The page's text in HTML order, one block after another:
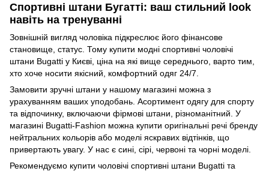
Спортивні штани Бугатті: ваш стильний look
навіть на тренуванні
Зовнішній вигляд чоловіка підкреслює його фінансове
становище, статус. Тому купити модні спортивні чоловічі
штани Bugatti у Києві, ціна на які вище середнього, варто тим,
хто хоче носити якісний, комфортний одяг 24/7.
Замовити зручні штани у нашому магазині можна з
урахуванням ваших уподобань. Асортимент одягу для спорту
та відпочинку, включаючи фірмові штани, різноманітний. У
магазині Bugatti-Fashion можна купити оригінальні речі бренду
нейтральних кольорів або моделі яскравих відтінків, що
привертають увагу. У нас є сині, сірі, червоні та чорні моделі.
Рекомендуємо купити чоловічі спортивні штани Bugatti та